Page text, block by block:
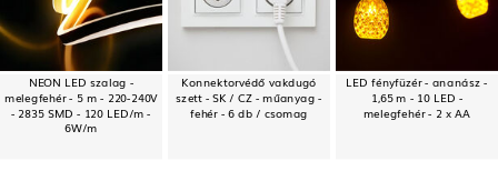
NEON LED szalag -
melegfehér - 5 m - 220-240V
- 2835 SMD - 120 LED/m -
6W/m
Konnektorvédő vakdugó
szett - SK / CZ - műanyag -
fehér - 6 db / csomag
LED fényfüzér - ananász -
1,65 m - 10 LED -
melegfehér - 2 x AA